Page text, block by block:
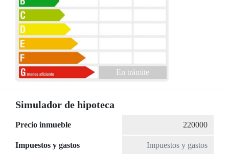
En trámite
Simulador de hipoteca
Precio inmueble
Impuestos y gastos